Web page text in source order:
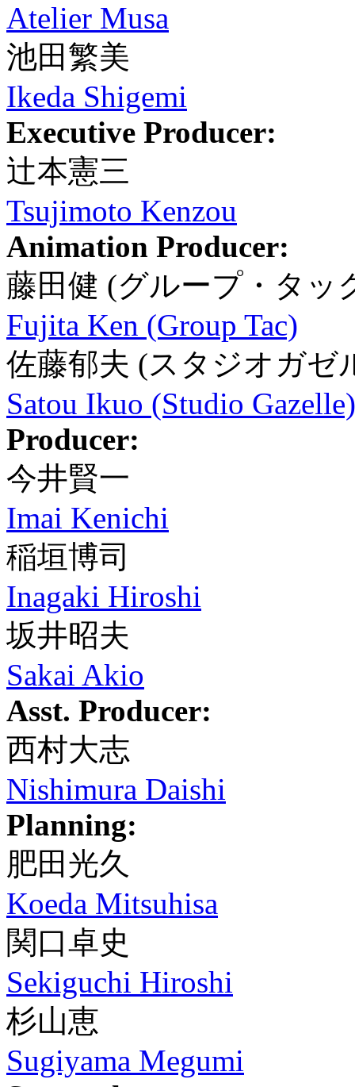
Atelier Musa
池田繁美
Ikeda Shigemi
Executive Producer:
辻本憲三
Tsujimoto Kenzou
Animation Producer:
藤田健 (グループ・タッ
Fujita Ken (Group Tac)
佐藤郁夫 (スタジオガゼ
Satou Ikuo (Studio Gazelle)
Producer:
今井賢一
Imai Kenichi
稲垣博司
Inagaki Hiroshi
坂井昭夫
Sakai Akio
Asst. Producer:
西村大志
Nishimura Daishi
Planning:
肥田光久
Koeda Mitsuhisa
関口卓史
Sekiguchi Hiroshi
杉山恵
Sugiyama Megumi